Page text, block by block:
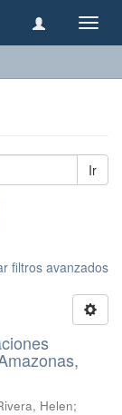
Ir
filtros avanzados
Helen;